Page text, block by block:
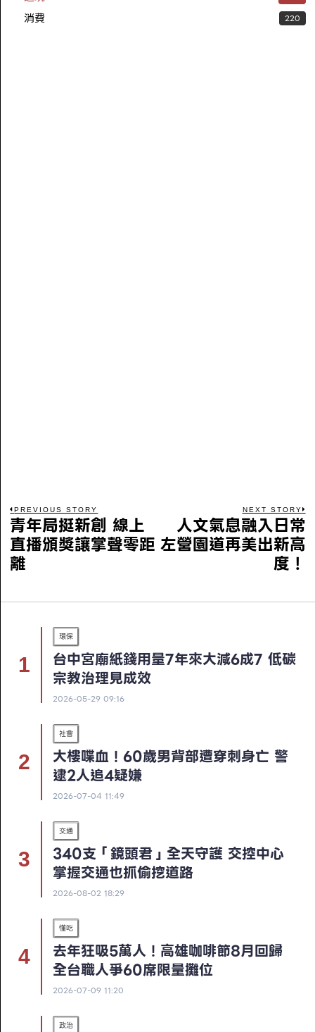
消費 220
PREVIOUS STORY
青年局挺新創 線上
直播頒獎讓掌聲零距
離
NEXT STORY
人文氣息融入日常
左營園道再美出新高
度！
環保
台中宮廟紙錢用量7年來大減6成7 低碳
宗教治理見成效
2026-05-29 09:16
社會
大樓喋血！60歲男背部遭穿刺身亡 警
逮2人追4疑嫌
2026-07-04 11:49
交通
340支「鏡頭君」全天守護 交控中心
掌握交通也抓偷挖道路
2026-08-02 18:29
懂吃
去年狂吸5萬人！高雄咖啡節8月回歸
全台職人爭60席限量攤位
2026-07-09 11:20
政治